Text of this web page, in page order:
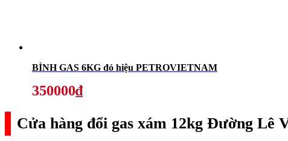
BÌNH GAS 6KG đỏ hiệu PETROVIETNAM
350000₫
Cửa hàng đổi gas xám 12kg Đường Lê